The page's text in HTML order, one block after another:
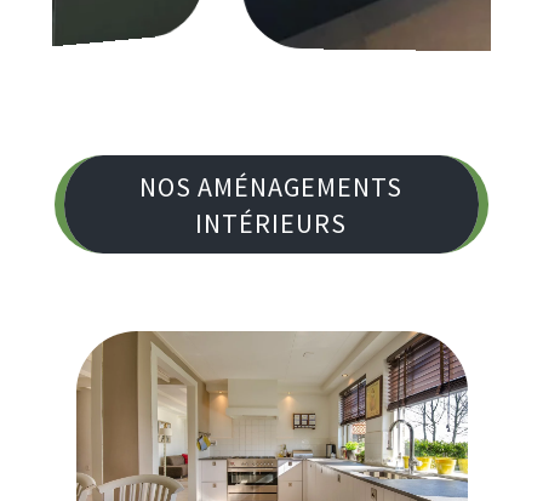
NOS AMÉNAGEMENTS
INTÉRIEURS